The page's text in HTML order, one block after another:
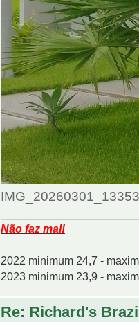
Não faz mal!
2022 minimum 24,7 -
2023 minimum 23,9 -
Re: Richard's